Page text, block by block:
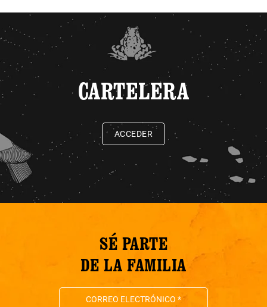
CARTELERA
ACCEDER
SÉ PARTE
DE LA FAMILIA